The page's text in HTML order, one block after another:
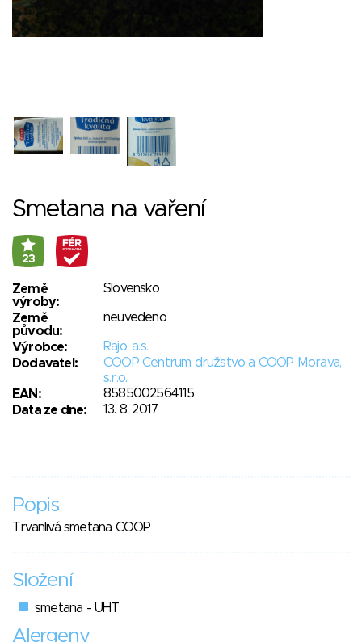
Smetana na vaření
23
Země
výroby:
Slovensko
Země
původu:
neuvedeno
Výrobce:
Rajo, a.s.
Dodavatel:
COOP Centrum družstvo a COOP Morava,
s.r.o.
EAN:
8585002564115
Data ze dne:
13. 8. 2017
Popis
Trvanlivá smetana COOP
Složení
smetana - UHT
Alergeny